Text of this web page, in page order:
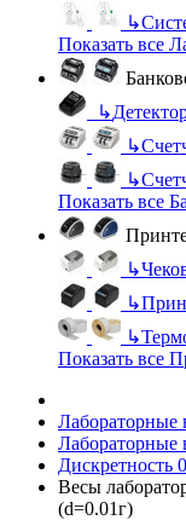
↳
Показать все
↳
↳
↳
Показать все
↳
↳
↳
Показать все
Лабораторные
Лабораторные
Дискретность
Весы
(d=0.01г)